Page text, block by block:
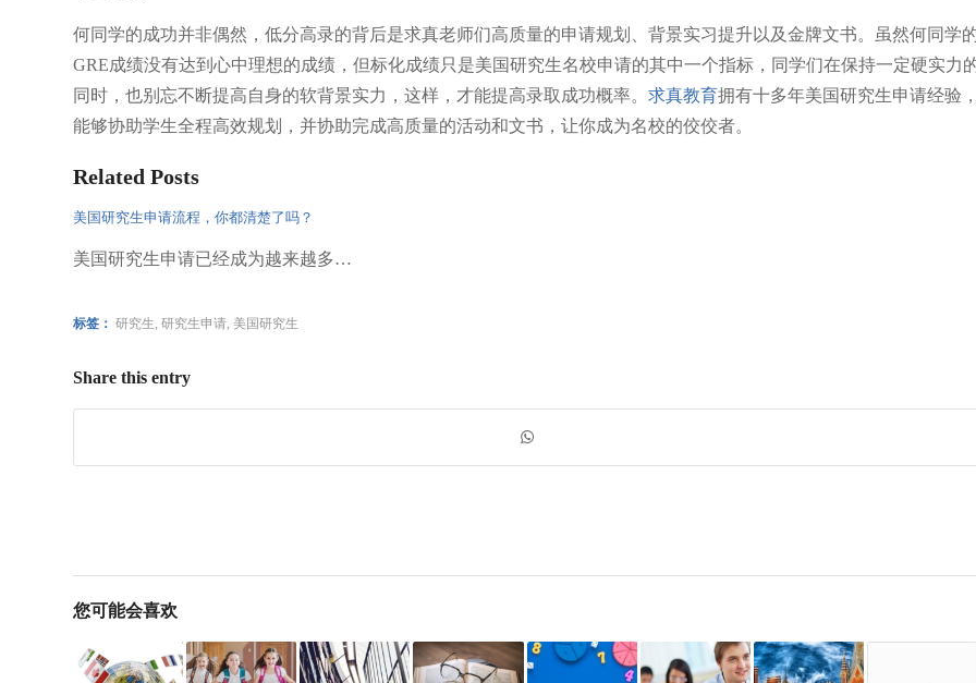
何同学的成功并非偶然，低分高录的背后是求真老师们高质量的申请规划、背景实习提升以及金牌文书。虽然何同学
GRE成绩没有达到心中理想的成绩，但标化成绩只是美国研究生名校申请的其中一个指标，同学们在保持一定硬实力
同时，也别忘不断提高自身的软背景实力，这样，才能提高录取成功概率。 求真教育拥有十多年美国研究生申请经验，
能够协助学生全程高效规划，并协助完成高质量的活动和文书，让你成为名校的佼佼者。
Related Posts
美国研究生申请流程，你都清楚了吗？
美国研究生申请已经成为越来越多…
标签： 研究生 研究生申请 美国研究生
Share this entry
您可能会喜欢